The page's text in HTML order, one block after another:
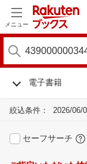
メニュー
電子書籍
絞込条件： 2026/06/
セーフサーチ